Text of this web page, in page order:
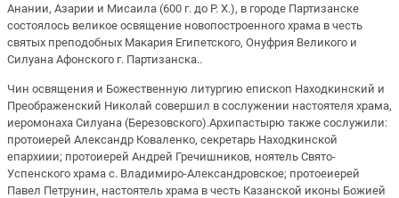
Анании, Азарии и Мисаила (600 г. до Р. Х.), в городе Партизанске
состоялось великое освящение новопостроенного храма в честь
святых преподобных Макария Египетского, Онуфрия Великого и
Силуана Афонского г. Партизанска..
Чин освящения и Божественную литургию епископ Находкинский и
Преображенский Николай совершил в сослужении настоятеля храма,
иеромонаха Силуана (Березовского).Архипастырю также сослужили:
протоиерей Александр Коваленко, секретарь Находкинской
епархиии; протоиерей Андрей Гречишников, ноятель Свято-
Успенского храма с. Владимиро-Александровское; протоеиерей
Павел Петрунин, настоятель храма в честь Казанской иконы Божией